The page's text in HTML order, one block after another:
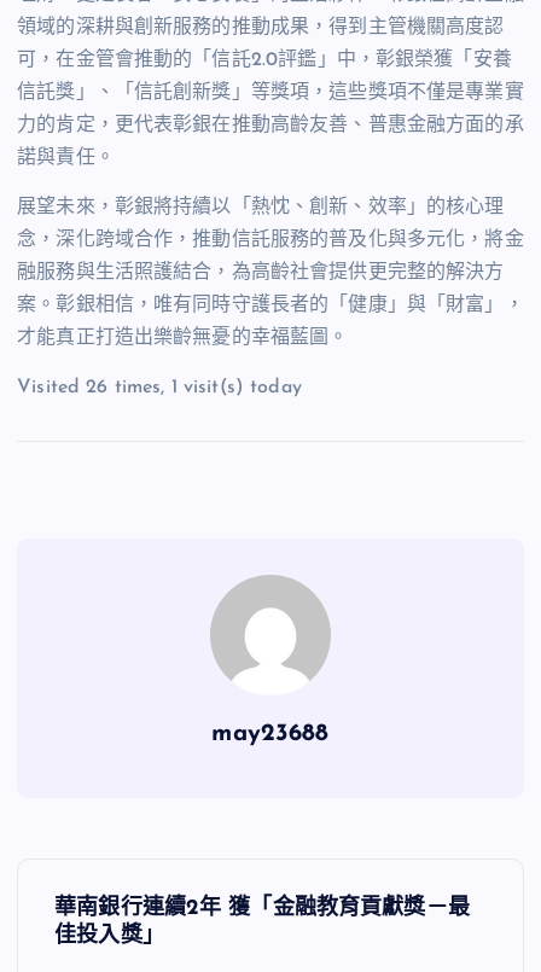
領域的深耕與創新服務的推動成果，得到主管機關高度認
可，在金管會推動的「信託2.0評鑑」中，彰銀榮獲「安養
信託獎」、「信託創新獎」等獎項，這些獎項不僅是專業實
力的肯定，更代表彰銀在推動高齡友善、普惠金融方面的承
諾與責任。
展望未來，彰銀將持續以「熱忱、創新、效率」的核心理
念，深化跨域合作，推動信託服務的普及化與多元化，將金
融服務與生活照護結合，為高齡社會提供更完整的解決方
案。彰銀相信，唯有同時守護長者的「健康」與「財富」，
才能真正打造出樂齡無憂的幸福藍圖。
Visited 26 times, 1 visit(s) today
may23688
文
章
華南銀行連續2年 獲「金融教育貢獻獎－最
佳投入獎」